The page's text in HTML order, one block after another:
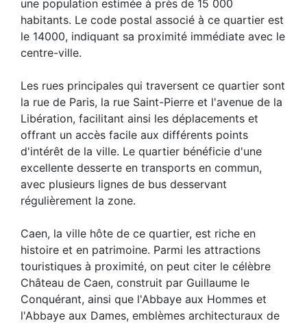
une population estimée à près de 15 000
habitants. Le code postal associé à ce quartier est
le 14000, indiquant sa proximité immédiate avec le
centre-ville.
Les rues principales qui traversent ce quartier sont
la rue de Paris, la rue Saint-Pierre et l'avenue de la
Libération, facilitant ainsi les déplacements et
offrant un accès facile aux différents points
d'intérêt de la ville. Le quartier bénéficie d'une
excellente desserte en transports en commun,
avec plusieurs lignes de bus desservant
régulièrement la zone.
Caen, la ville hôte de ce quartier, est riche en
histoire et en patrimoine. Parmi les attractions
touristiques à proximité, on peut citer le célèbre
Château de Caen, construit par Guillaume le
Conquérant, ainsi que l'Abbaye aux Hommes et
l'Abbaye aux Dames, emblèmes architecturaux de